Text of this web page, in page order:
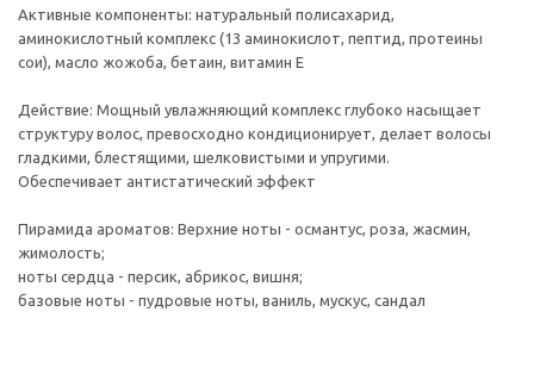
Активные компоненты: натуральный полисахарид,
аминокислотный комплекс (13 аминокислот, пептид, протеины
сои), масло жожоба, бетаин, витамин Е
Действие: Мощный увлажняющий комплекс глубоко насыщает
структуру волос, превосходно кондиционирует, делает волосы
гладкими, блестящими, шелковистыми и упругими.
Обеспечивает антистатический эффект
Пирамида ароматов: Верхние ноты - османтус, роза, жасмин,
жимолость;
ноты сердца - персик, абрикос, вишня;
базовые ноты - пудровые ноты, ваниль, мускус, сандал